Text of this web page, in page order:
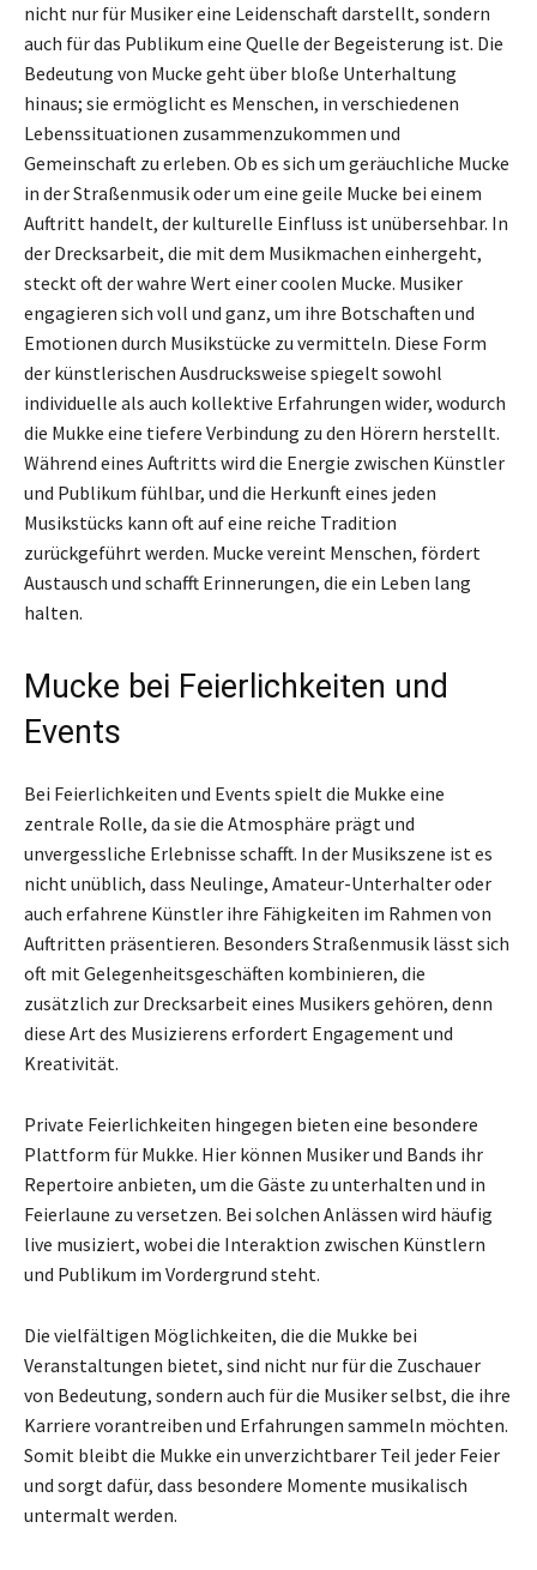
nicht nur für Musiker eine Leidenschaft darstellt, sondern
auch für das Publikum eine Quelle der Begeisterung ist. Die
Bedeutung von Mucke geht über bloße Unterhaltung
hinaus; sie ermöglicht es Menschen, in verschiedenen
Lebenssituationen zusammenzukommen und
Gemeinschaft zu erleben. Ob es sich um geräuchliche Mucke
in der Straßenmusik oder um eine geile Mucke bei einem
Auftritt handelt, der kulturelle Einfluss ist unübersehbar. In
der Drecksarbeit, die mit dem Musikmachen einhergeht,
steckt oft der wahre Wert einer coolen Mucke. Musiker
engagieren sich voll und ganz, um ihre Botschaften und
Emotionen durch Musikstücke zu vermitteln. Diese Form
der künstlerischen Ausdrucksweise spiegelt sowohl
individuelle als auch kollektive Erfahrungen wider, wodurch
die Mukke eine tiefere Verbindung zu den Hörern herstellt.
Während eines Auftritts wird die Energie zwischen Künstler
und Publikum fühlbar, und die Herkunft eines jeden
Musikstücks kann oft auf eine reiche Tradition
zurückgeführt werden. Mucke vereint Menschen, fördert
Austausch und schafft Erinnerungen, die ein Leben lang
halten.
Mucke bei Feierlichkeiten und
Events
Bei Feierlichkeiten und Events spielt die Mukke eine
zentrale Rolle, da sie die Atmosphäre prägt und
unvergessliche Erlebnisse schafft. In der Musikszene ist es
nicht unüblich, dass Neulinge, Amateur-Unterhalter oder
auch erfahrene Künstler ihre Fähigkeiten im Rahmen von
Auftritten präsentieren. Besonders Straßenmusik lässt sich
oft mit Gelegenheitsgeschäften kombinieren, die
zusätzlich zur Drecksarbeit eines Musikers gehören, denn
diese Art des Musizierens erfordert Engagement und
Kreativität.
Private Feierlichkeiten hingegen bieten eine besondere
Plattform für Mukke. Hier können Musiker und Bands ihr
Repertoire anbieten, um die Gäste zu unterhalten und in
Feierlaune zu versetzen. Bei solchen Anlässen wird häufig
live musiziert, wobei die Interaktion zwischen Künstlern
und Publikum im Vordergrund steht.
Die vielfältigen Möglichkeiten, die die Mukke bei
Veranstaltungen bietet, sind nicht nur für die Zuschauer
von Bedeutung, sondern auch für die Musiker selbst, die ihre
Karriere vorantreiben und Erfahrungen sammeln möchten.
Somit bleibt die Mukke ein unverzichtbarer Teil jeder Feier
und sorgt dafür, dass besondere Momente musikalisch
untermalt werden.